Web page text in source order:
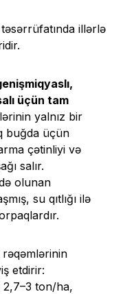
təsərrüfatında illərlə
üçün tam
yalnız bir
buğda üçün
çətinliyi və
salır.
olunan
su qıtlığı ilə
etdirir:
2,7–3 ton/ha,